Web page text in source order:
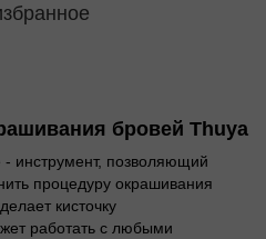
бровей Thuya
инструмент, позволяющий
процедуру окрашивания
кисточку
работать с любыми